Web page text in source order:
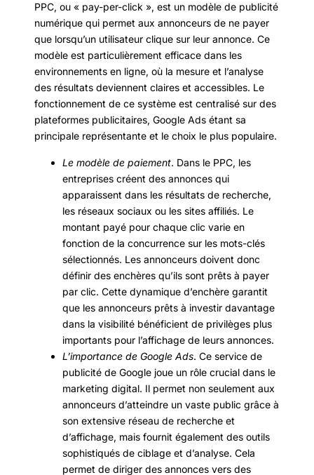
PPC, ou « pay-per-click », est un modèle de publicité
numérique qui permet aux annonceurs de ne payer
que lorsqu’un utilisateur clique sur leur annonce. Ce
modèle est particulièrement efficace dans les
environnements en ligne, où la mesure et l’analyse
des résultats deviennent claires et accessibles. Le
fonctionnement de ce système est centralisé sur des
plateformes publicitaires, Google Ads étant sa
principale représentante et le choix le plus populaire.
Le modèle de paiement. Dans le PPC, les
entreprises créent des annonces qui
apparaissent dans les résultats de recherche,
les réseaux sociaux ou les sites affiliés. Le
montant payé pour chaque clic varie en
fonction de la concurrence sur les mots-clés
sélectionnés. Les annonceurs doivent donc
définir des enchères qu’ils sont prêts à payer
par clic. Cette dynamique d’enchère garantit
que les annonceurs prêts à investir davantage
dans la visibilité bénéficient de privilèges plus
importants pour l’affichage de leurs annonces.
L’importance de Google Ads. Ce service de
publicité de Google joue un rôle crucial dans le
marketing digital. Il permet non seulement aux
annonceurs d’atteindre un vaste public grâce à
son extensive réseau de recherche et
d’affichage, mais fournit également des outils
sophistiqués de ciblage et d’analyse. Cela
permet de diriger des annonces vers des